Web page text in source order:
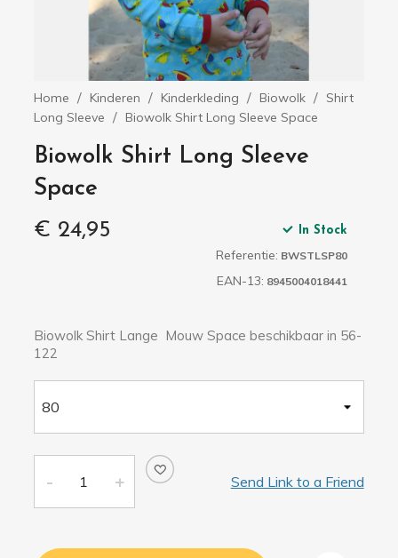
Home Kinderen Kinderkleding Biowolk
Shirt
Long Sleeve
Biowolk Shirt Long Sleeve Space
Biowolk Shirt Long Sleeve
Space
€ 24,95
In Stock
Referentie: BWSTLSP80
EAN-13: 8945004018441
Biowolk Shirt Lange Mouw Space beschikbaar in 56-
122
Send Link to a Friend